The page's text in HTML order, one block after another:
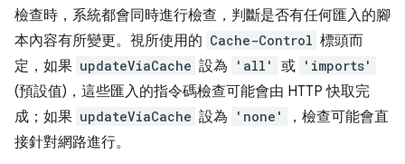
檢查時，系統都會同時進行檢查，判斷是否有任何匯入的腳
本內容有所變更。視所使用的 Cache-Control 標頭而
定，如果 updateViaCache 設為 'all' 或 'imports'
(預設值)，這些匯入的指令碼檢查可能會由 HTTP 快取完
成；如果 updateViaCache 設為 'none'
，檢查可能會直
接針對網路進行。